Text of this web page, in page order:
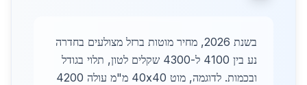
בשנת 2026, מחיר מוטות ברזל מצולעים בחדרה
נע בין 4100 ל-4300 שקלים לטון, תלוי בגודל
ובכמות. לדוגמה, מוט 40x40 מ"מ עולה 4200